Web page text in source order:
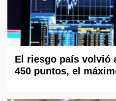
El riesgo país volvió
450 puntos, el